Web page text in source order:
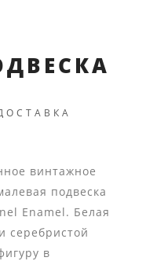
винтажное
подвеска
Enamel. Белая
серебристой
в